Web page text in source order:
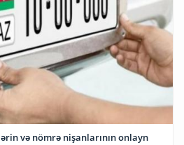
və nömrə nişanlarının onlayn